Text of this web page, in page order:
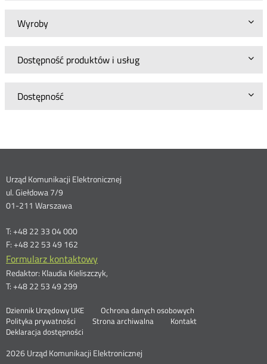
Wyroby
Dostępność produktów i usług
Dostępność
Dane
kontaktowe
Urząd Komunikacji Elektronicznej
ul. Giełdowa 7/9
01-211 Warszawa
T: +48 22 33 04 000
F: +48 22 53 49 162
Formularz kontaktowy
Redaktor: Klaudia Kieliszczyk,
T: +48 22 53 49 299
Stopka
menu
Dziennik Urzędowy UKE Otwórz
Ochrona danych osobowych
Polityka prywatności
Otwórz
w
oknie
Strona archiwalna
Kontakt
Deklaracja dostępności
2026 Urząd Komunikacji Elektronicznej